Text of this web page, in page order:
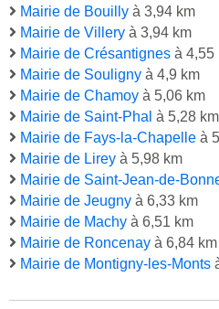
Mairie de Bouilly à 3,94 km
Mairie de Villery à 3,94 km
Mairie de Crésantignes à 4,55
Mairie de Souligny à 4,9 km
Mairie de Chamoy à 5,06 km
Mairie de Saint-Phal à 5,28 km
Mairie de Fays-la-Chapelle à
Mairie de Lirey à 5,98 km
Mairie de Saint-Jean-de-
Mairie de Jeugny à 6,33 km
Mairie de Machy à 6,51 km
Mairie de Roncenay à 6,84 km
Mairie de Montigny-les-Monts